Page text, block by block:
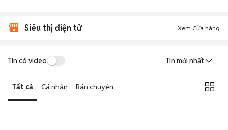
Siêu thị điện tử Xem Cửa hàng
Tin có video Tin mới nhất
Tất cả Cá nhân Bán chuyên